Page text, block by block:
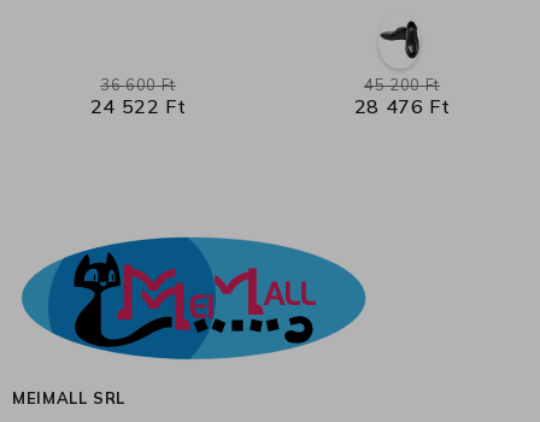
24 522 Ft
36 600 Ft
28 476 Ft
45 200 Ft
MEIMALL SRL